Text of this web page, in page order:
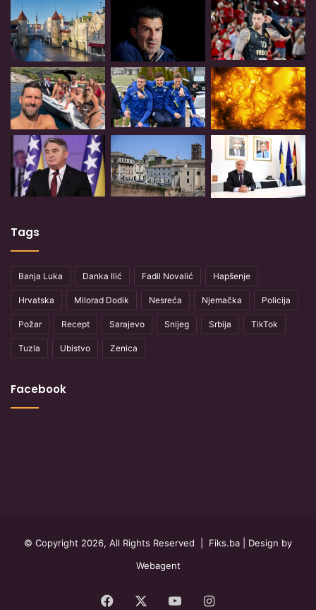
Tags
Banja Luka Danka Ilić Fadil Novalić Hapšenje
Hrvatska Milorad Dodik Nesreća Njemačka Policija
Požar Recept Sarajevo Snijeg Srbija TikTok
Tuzla Ubistvo Zenica
Facebook
© Copyright 2026, All Rights Reserved | Fiks.ba | Design by
Webagent
Facebook YouTubeInstagram